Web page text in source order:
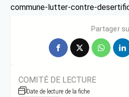
commune-lutter-contre-
Partager
COMITÉ DE LECTURE
Date de lecture de la fiche